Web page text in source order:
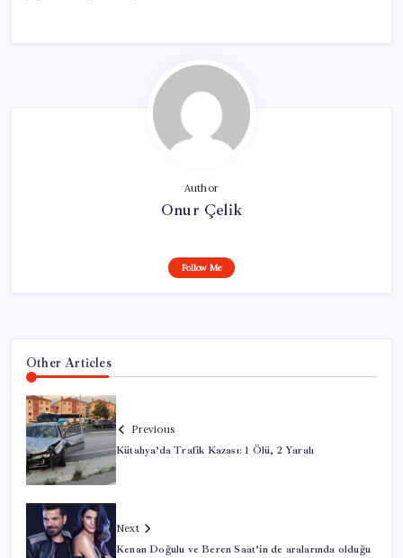
Author
Onur Çelik
Follow Me
Other Articles
Previous
Kütahya’da Trafik Kazası: 1 Ölü, 2 Yaralı
Next
Kenan Doğulu ve Beren Saat’in de aralarında olduğu